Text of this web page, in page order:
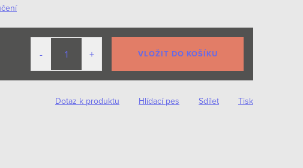
VLOŽIT DO KOŠÍKU
Tisk
Dotaz k produktu Hlídací pes Sdílet